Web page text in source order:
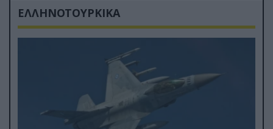
ΕΛΛΗΝΟΤΟΥΡΚΙΚΑ